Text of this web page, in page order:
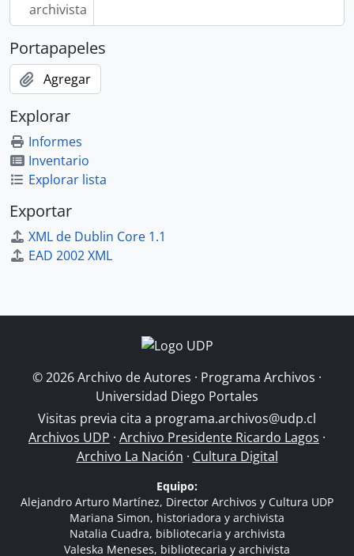
archivista
Portapapeles
Agregar
Explorar
Informes
Inventario
Explorar lista
Exportar
XML de Dublin Core 1.1
EAD 2002 XML
© 2026 Archivo de Autores · Programa Archivos ·
Universidad Diego Portales
Visitas previa cita a programa.archivos@udp.cl
Archivos UDP · Archivo Presidente Ricardo Lagos ·
Archivo La Nación · Cultura Digital
Equipo:
Alejandro Arturo Martínez, Director Archivos y Cultura UDP
Mariana Simon, historiadora y archivista
Natalia Cuadra, bibliotecaria y archivista
Valeska Meneses, bibliotecaria y archivista